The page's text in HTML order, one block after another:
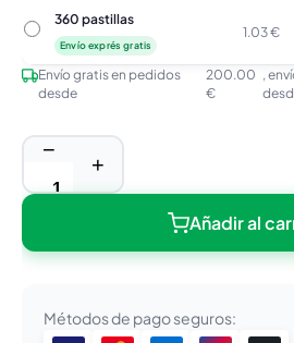
360 pastillas
360 pastillas
Envío exprés gratis
1.03 €
Envío gratis en pedidos
desde
200.00
€
,
−
+
Añadir al
Métodos de pago seguros: